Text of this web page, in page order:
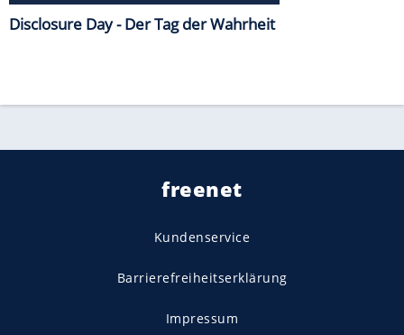
Disclosure Day - Der Tag der Wahrheit
freenet
Kundenservice
Barrierefreiheitserklärung
Impressum